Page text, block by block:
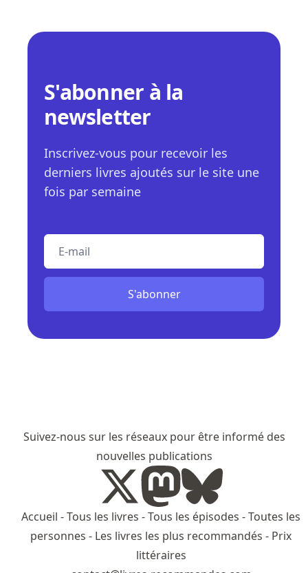
S'abonner à la
newsletter
Inscrivez-vous pour recevoir les
derniers livres ajoutés sur le site une
fois par semaine
S'abonner
Suivez-nous sur les réseaux pour être informé des
nouvelles publications
Accueil -Tous les livres -Tous les épisodes -Toutes les
personnes - Les livres les plus recommandés - Prix
littéraires